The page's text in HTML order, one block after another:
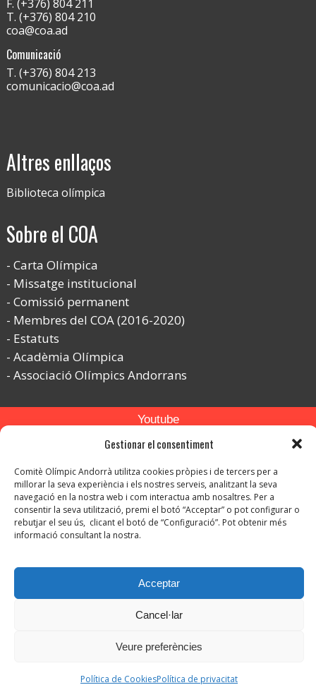
Gestionar el consentiment
Comitè Olímpic Andorrà utilitza cookies pròpies i de tercers per a
millorar la seva experiència i els nostres serveis, analitzant la seva
navegació en la nostra web i com interactua amb nosaltres. Per a
consentir la seva utilització, premi el botó “Acceptar” o pot configurar o
rebutjar el seu ús, clicant el botó de “Configuració”. Pot obtenir més
informació consultant la nostra.
Acceptar
Cancel·lar
Veure preferències
Política de CookiesPolítica de privacitat
F. (+376) 804 211
T. (+376) 804 210
coa@coa.ad
Comunicació
T. (+376) 804 213
comunicacio@coa.ad
Altres enllaços
Biblioteca olímpica
Sobre el COA
Carta Olímpica
Missatge institucional
Comissió permanent
Membres del COA (2016-2020)
Estatuts
Acadèmia Olímpica
Associació Olímpics Andorrans
Youtube
Flickr
Instagram
Avís legal-
Política de protecció de dades
Política de Cookies